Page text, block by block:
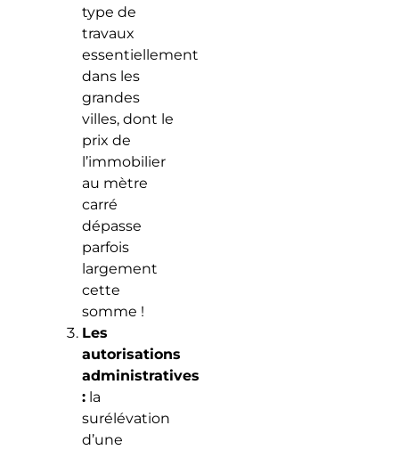
type de
travaux
essentiellement
dans les
grandes
villes, dont le
prix de
l’immobilier
au mètre
carré
dépasse
parfois
largement
cette
somme !
Les
autorisations
administratives
:la
surélévation
d’une